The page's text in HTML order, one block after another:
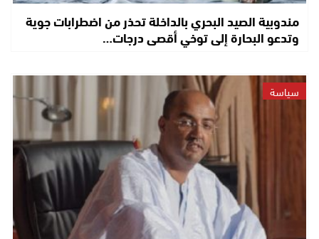
مندوبية الصيد البحري بالداخلة تحذر من اضطرابات جوية
وتدعو البحارة إلى توخي أقصى درجات…
سياسة